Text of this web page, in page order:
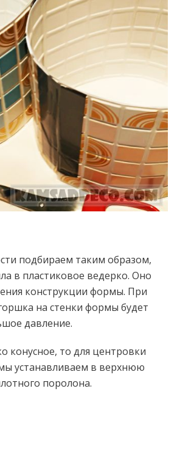
подбираем таким образом,
в пластиковое ведерко. Оно
конструкции формы. При
на стенки формы будет
давление.
конусное, то для центровки
устанавливаем в верхнюю
поролона.